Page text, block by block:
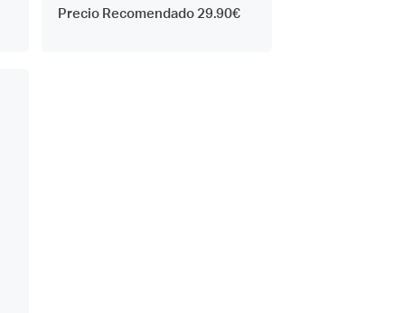
Precio Recomendado 29.90€